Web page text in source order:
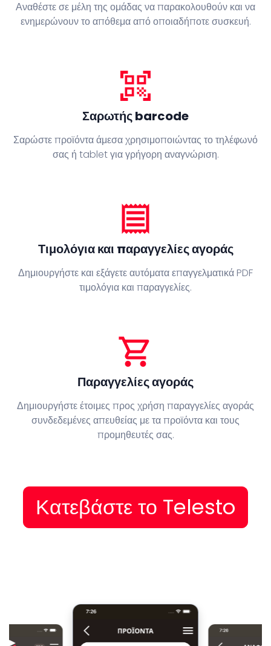
Αναθέστε σε μέλη της ομάδας να παρακολουθούν και να
ενημερώνουν το απόθεμα από οποιαδήποτε συσκευή.
qr_code_scanner
Σαρωτής barcode
Σαρώστε προϊόντα άμεσα χρησιμοποιώντας το τηλέφωνό
σας ή tablet για γρήγορη αναγνώριση.
receipt
Τιμολόγια και παραγγελίες αγοράς
Δημιουργήστε και εξάγετε αυτόματα επαγγελματικά PDF
τιμολόγια και παραγγελίες.
shopping_cart
Παραγγελίες αγοράς
Δημιουργήστε έτοιμες προς χρήση παραγγελίες αγοράς
συνδεδεμένες απευθείας με τα προϊόντα και τους
προμηθευτές σας.
Κατεβάστε το Telesto